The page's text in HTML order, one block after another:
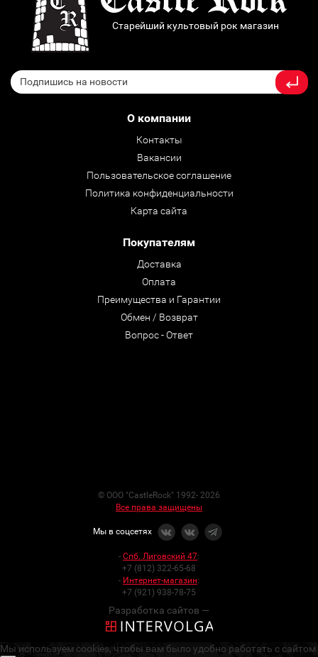
Старейший культовый рок магазин
О компании
Контакты
Вакансии
Пользовательское соглашение
Политика конфиденциальности
Карта сайта
Покупателям
Доставка
Оплата
Преимущества и Гарантии
Обмен / Возврат
Вопрос - Ответ
© ООО "CastleRock" 1992- 2026
Все права защищены
Мы в соцсетях
- Спб. Лиговский 47:
+7 (812) 322-65-68
- Интернет-магазин:
+7 (921) 938-78-75
Разработка сайтов —
Мы используем cookies, чтобы вам было удобно работать с сайтом